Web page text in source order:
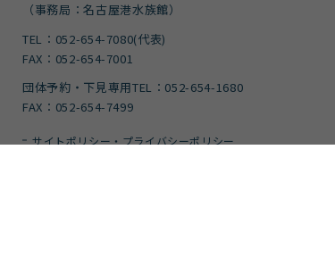
（事務局：名古屋港水族館）
TEL：052-654-7080(代表)
FAX：052-654-7001
団体予約・下見専用TEL：052-654-1680
FAX：052-654-7499
サイトポリシー・プライバシーポリシー